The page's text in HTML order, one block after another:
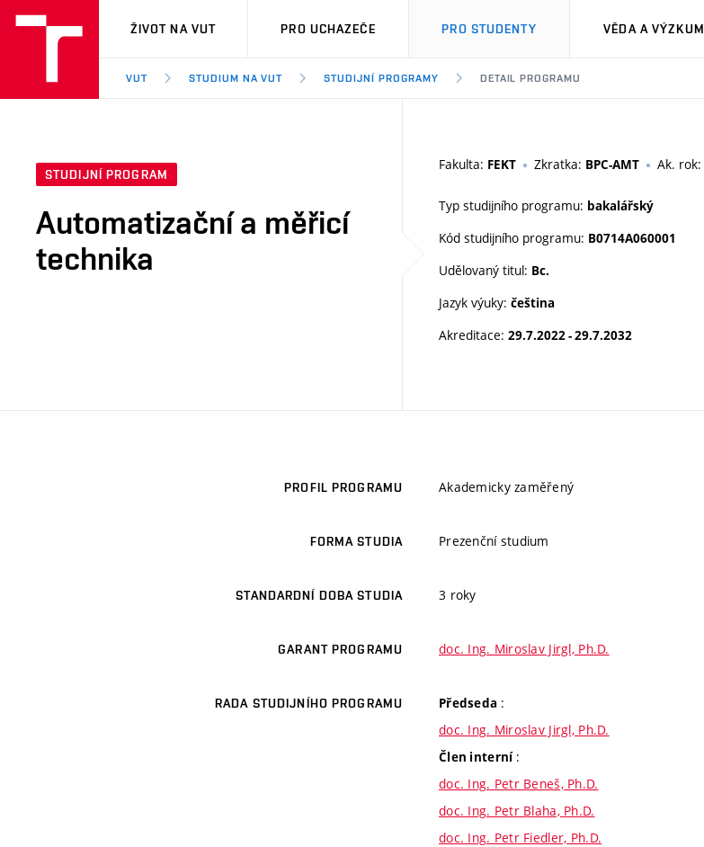
VUT
ŽIVOT NA VUT PRO UCHAZEČE PRO STUDENTY VĚDA A VÝZKUM
VUT STUDIUM NA VUT STUDIJNÍ PROGRAMY DETAIL PROGRAMU
STUDIJNÍ PROGRAM
Automatizační a měřicí
technika
Fakulta: FEKT Zkratka: BPC-AMT Ak. rok:
Typ studijního programu: bakalářský
Kód studijního programu: B0714A060001
Udělovaný titul: Bc.
Jazyk výuky: čeština
Akreditace: 29.7.2022 - 29.7.2032
PROFIL PROGRAMU Akademicky zaměřený
FORMA STUDIA Prezenční studium
STANDARDNÍ DOBA STUDIA 3 roky
GARANT PROGRAMU doc. Ing. Miroslav Jirgl, Ph.D.
RADA STUDIJNÍHO PROGRAMU Předseda :
doc. Ing. Miroslav Jirgl, Ph.D.
Člen interní :
doc. Ing. Petr Beneš, Ph.D.
doc. Ing. Petr Blaha, Ph.D.
doc. Ing. Petr Fiedler, Ph.D.